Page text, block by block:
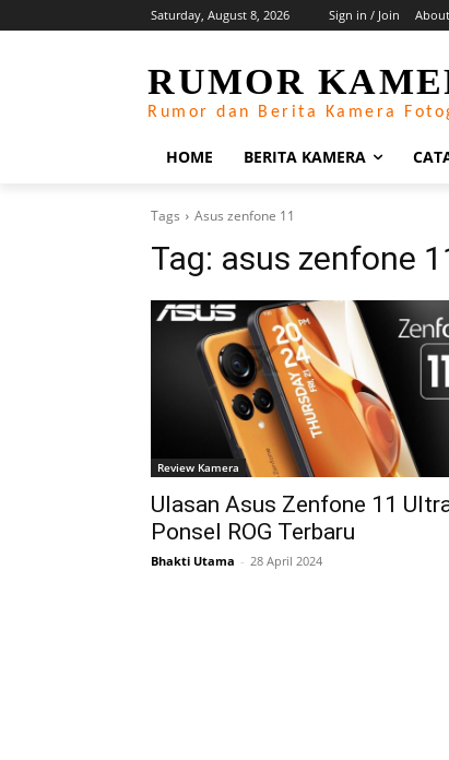
Saturday, August 8, 2026 Sign in / Join
RUMOR
Rumor dan Berita Kamera
HOME BERITA KAMERA
Tags Asus zenfone 11
Tag: asus zenfone
Review Kamera
Ulasan Asus Zenfone 11
Ponsel ROG Terbaru
Bhakti Utama - 28 April 2024